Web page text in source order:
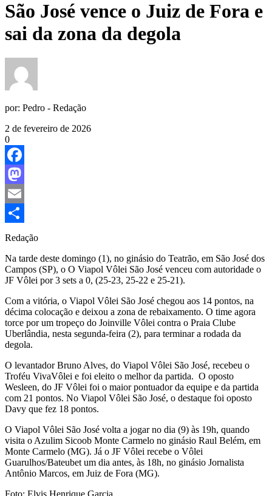
São José vence o Juiz de Fora e
sai da zona da degola
por: Pedro - Redação
2 de fevereiro de 2026
0
Facebook
Mastodon
Email
Share
Redação
Na tarde deste domingo (1), no ginásio do Teatrão, em São José dos
Campos (SP), o O Viapol Vôlei São José venceu com autoridade o
JF Vôlei por 3 sets a 0, (25-23, 25-22 e 25-21).
Com a vitória, o Viapol Vôlei São José chegou aos 14 pontos, na
décima colocação e deixou a zona de rebaixamento. O time agora
torce por um tropeço do Joinville Vôlei contra o Praia Clube
Uberlândia, nesta segunda-feira (2), para terminar a rodada da
degola.
O levantador Bruno Alves, do Viapol Vôlei São José, recebeu o
Troféu VivaVôlei e foi eleito o melhor da partida. O oposto
Wesleen, do JF Vôlei foi o maior pontuador da equipe e da partida
com 21 pontos. No Viapol Vôlei São José, o destaque foi oposto
Davy que fez 18 pontos.
O Viapol Vôlei São José volta a jogar no dia (9) às 19h, quando
visita o Azulim Sicoob Monte Carmelo no ginásio Raul Belém, em
Monte Carmelo (MG). Já o JF Vôlei recebe o Vôlei
Guarulhos/Bateubet um dia antes, às 18h, no ginásio Jornalista
Antônio Marcos, em Juiz de Fora (MG).